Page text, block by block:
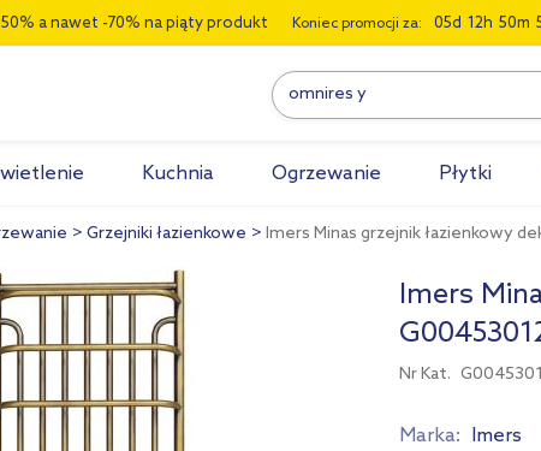
a nawet -70% na piąty produkt Koniec promocji za: 05 12 50
Kuchnia Ogrzewanie Płytki
Grzejniki łazienkowe Imers Minas grzejnik łazienkowy
Imers
Nr Kat.
Marka: Imers